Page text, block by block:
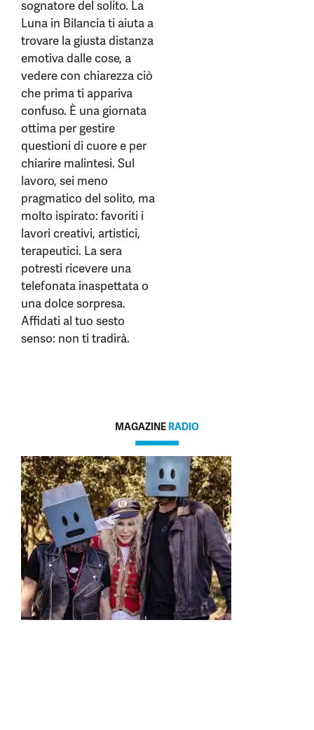
sognatore del solito. La
Luna in Bilancia ti aiuta a
trovare la giusta distanza
emotiva dalle cose, a
vedere con chiarezza ciò
che prima ti appariva
confuso. È una giornata
ottima per gestire
questioni di cuore e per
chiarire malintesi. Sul
lavoro, sei meno
pragmatico del solito, ma
molto ispirato: favoriti i
lavori creativi, artistici,
terapeutici. La sera
potresti ricevere una
telefonata inaspettata o
una dolce sorpresa.
Affidati al tuo sesto
senso: non ti tradirà.
MAGAZINE RADIO